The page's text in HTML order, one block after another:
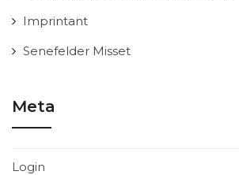
Imprintant
Senefelder Misset
Meta
Login